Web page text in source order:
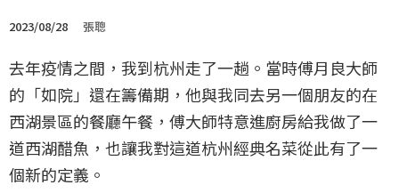
2023/08/28 張聰
去年疫情之間，我到杭州走了一趟。當時傅月良大師
的「如院」還在籌備期，他與我同去另一個朋友的在
西湖景區的餐廳午餐，傅大師特意進廚房給我做了一
道西湖醋魚，也讓我對這道杭州經典名菜從此有了一
個新的定義。